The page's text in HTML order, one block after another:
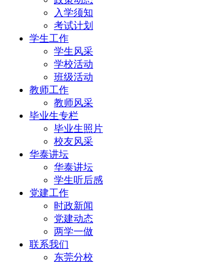
入学须知
考试计划
学生工作
学生风采
学校活动
班级活动
教师工作
教师风采
毕业生专栏
毕业生照片
校友风采
华泰讲坛
华泰讲坛
学生听后感
党建工作
时政新闻
党建动态
两学一做
联系我们
东莞分校